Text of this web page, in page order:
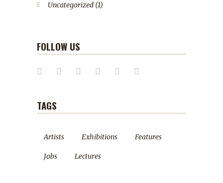
Uncategorized (1)
FOLLOW US
TAGS
Artists Exhibitions Features
Jobs Lectures